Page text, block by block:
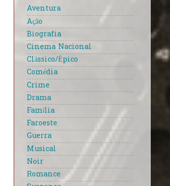
Aventura
Ação
Biografia
Cinema Nacional
Clássico/Épico
Comédia
Crime
Drama
Família
Faroeste
Guerra
Musical
Noir
Romance